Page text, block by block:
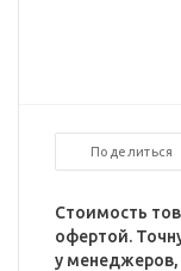
Поделиться
Стоимость
офертой.
у менеджеров,